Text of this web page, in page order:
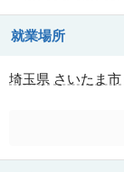
就業場所
埼玉県 さいたま市